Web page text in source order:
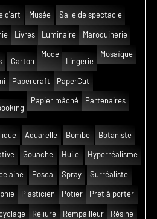
d'art
Musée Salle de spectacle
Livres Luminaire Maroquinerie
Carton
Mode
Lingerie
Mosaïque
Papercraft PaperCut
Papier mâché Partenaires
Aquarelle Bombe Botaniste
Gouache Huile Hyperréalisme
Posca Spray Surréaliste
Plasticien Potier Pret à porter
Reliure Rempailleur Résine